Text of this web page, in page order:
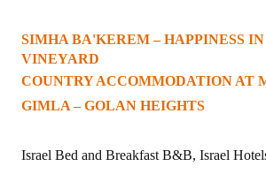
SIMHA BA'KEREM – HAPPINESS
VINEYARD
COUNTRY ACCOMMODATION AT
GIMLA – GOLAN HEIGHTS
Israel Bed and Breakfast B&B, Israel